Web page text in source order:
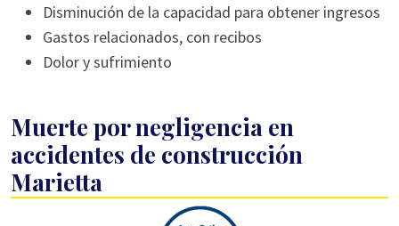
Disminución de la capacidad para obtener ingresos
Gastos relacionados, con recibos
Dolor y sufrimiento
Muerte por negligencia en
accidentes de construcción
Marietta